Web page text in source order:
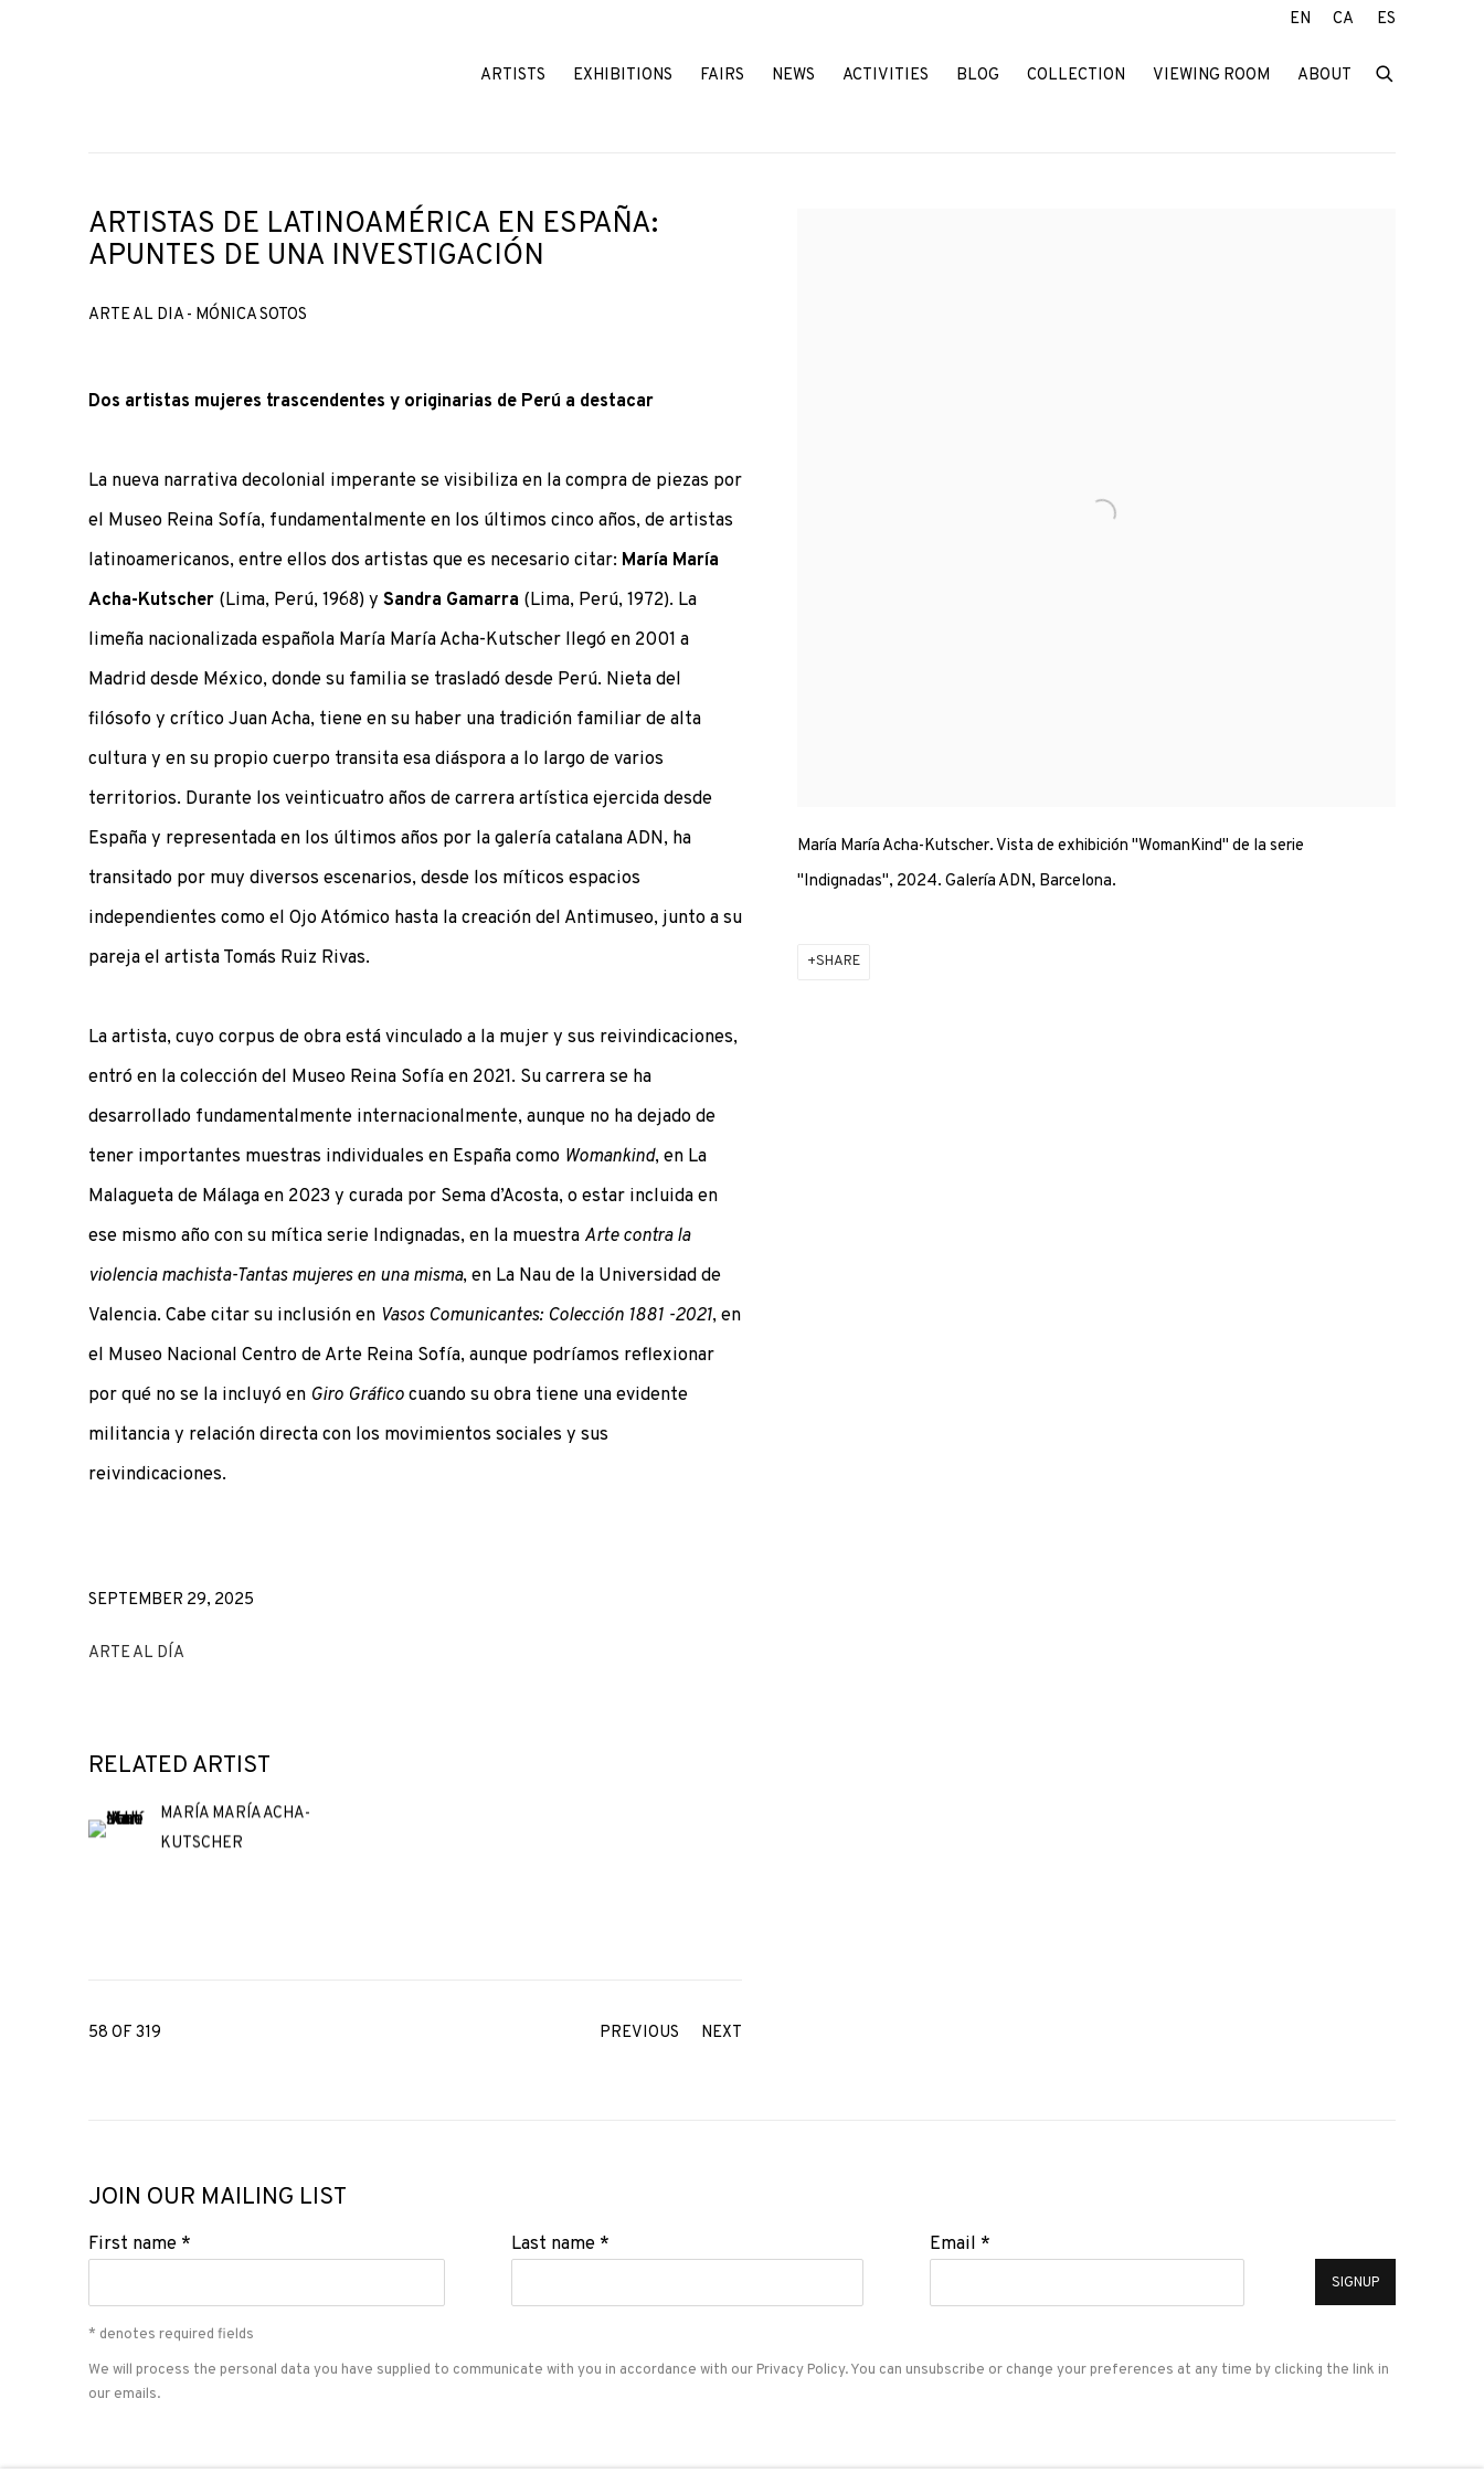
ARTISTS EXHIBITIONS FAIRS NEWS ACTIVITIES BLOG COLLECTION VIEWING ROOM ABOUT
EN CA ES
ARTISTAS DE LATINOAMÉRICA EN ESPAÑA:
APUNTES DE UNA INVESTIGACIÓN
ARTE AL DIA - MÓNICA SOTOS
María María Acha-Kutscher. Vista de exhibición "WomanKind" de la serie
"Indignadas", 2024. Galería ADN, Barcelona.
SHARE
Dos artistas mujeres trascendentes y originarias de Perú a destacar
La nueva narrativa decolonial imperante se visibiliza en la compra de piezas por
el Museo Reina Sofía, fundamentalmente en los últimos cinco años, de artistas
latinoamericanos, entre ellos dos artistas que es necesario citar: María María
Acha-Kutscher (Lima, Perú, 1968) y Sandra Gamarra (Lima, Perú, 1972). La
limeña nacionalizada española María María Acha-Kutscher llegó en 2001 a
Madrid desde México, donde su familia se trasladó desde Perú. Nieta del
filósofo y crítico Juan Acha, tiene en su haber una tradición familiar de alta
cultura y en su propio cuerpo transita esa diáspora a lo largo de varios
territorios. Durante los veinticuatro años de carrera artística ejercida desde
España y representada en los últimos años por la galería catalana ADN, ha
transitado por muy diversos escenarios, desde los míticos espacios
independientes como el Ojo Atómico hasta la creación del Antimuseo, junto a su
pareja el artista Tomás Ruiz Rivas.
La artista, cuyo corpus de obra está vinculado a la mujer y sus reivindicaciones,
entró en la colección del Museo Reina Sofía en 2021. Su carrera se ha
desarrollado fundamentalmente internacionalmente, aunque no ha dejado de
tener importantes muestras individuales en España como Womankind, en La
Malagueta de Málaga en 2023 y curada por Sema d’Acosta, o estar incluida en
ese mismo año con su mítica serie Indignadas, en la muestra Arte contra la
violencia machista-Tantas mujeres en una misma, en La Nau de la Universidad de
Valencia. Cabe citar su inclusión en Vasos Comunicantes: Colección 1881 -2021, en
el Museo Nacional Centro de Arte Reina Sofía, aunque podríamos reflexionar
por qué no se la incluyó en Giro Gráficocuando su obra tiene una evidente
militancia y relación directa con los movimientos sociales y sus
reivindicaciones.
SEPTEMBER 29, 2025
ARTE AL DÍA
RELATED ARTIST
MARÍA MARÍA ACHA-
KUTSCHER
PREVIOUS NEXT
58 OF 319
JOIN OUR MAILING LIST
First name * Last name * Email *
SIGNUP
* denotes required fields
We will process the personal data you have supplied to communicate with you in accordance with our Privacy Policy. You can unsubscribe or change your preferences at any time by clicking the link in
our emails.